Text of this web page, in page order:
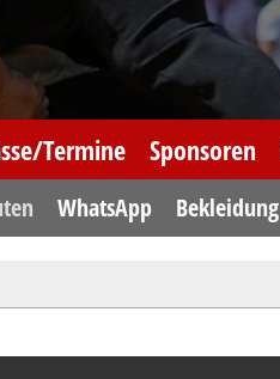
Termine Sponsoren
WhatsApp Bekleidung